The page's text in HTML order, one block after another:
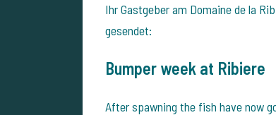
Ihr Gastgeber am Domaine de la
gesendet:
Bumper week at Ribiere
After spawning the fish have now